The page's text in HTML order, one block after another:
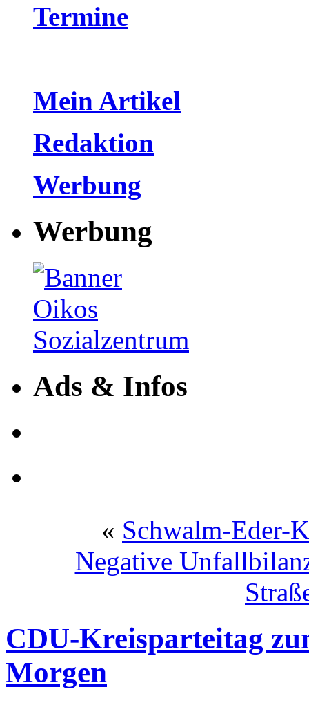
Termine
Mein Artikel
Redaktion
Werbung
Werbung
Ads & Infos
« Schwalm-Eder-
Negative
CDU-Kreisparteitag
Morgen